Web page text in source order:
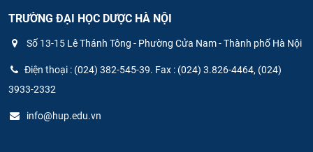
TRƯỜNG ĐẠI HỌC DƯỢC HÀ NỘI
Số 13-15 Lê Thánh Tông - Phường Cửa Nam - Thành phố Hà Nội
Điện thoại : (024) 382-545-39. Fax : (024) 3.826-4464, (024)
3933-2332
info@hup.edu.vn